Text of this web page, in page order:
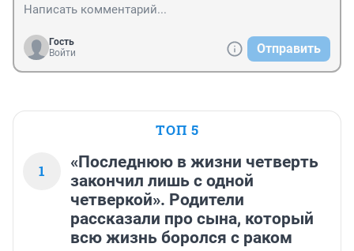
Гость
Войти
Отправить
ТОП 5
1
«Последнюю в жизни четверть
закончил лишь с одной
четверкой». Родители
рассказали про сына, который
всю жизнь боролся с раком